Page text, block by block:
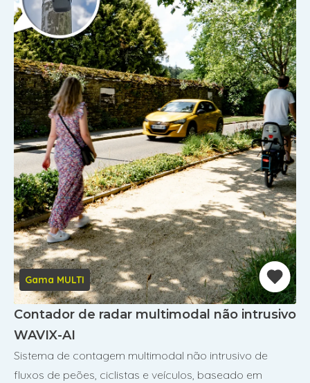
Gama MULTI
Contador de radar multimodal não intrusivo
WAVIX-AI
Sistema de contagem multimodal não intrusivo de
fluxos de peões, ciclistas e veículos, baseado em